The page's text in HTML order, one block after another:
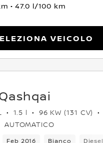
47.0 l/100 km
Veicolo
1.5 l
96 KW (131 CV)
AUTOMATICO
Feb 2016 Bianco Diesel